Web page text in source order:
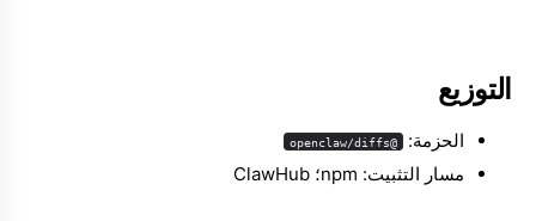
التوزيع
الحزمة: @openclaw/diffs
مسار التثبيت: npm؛ ClawHub